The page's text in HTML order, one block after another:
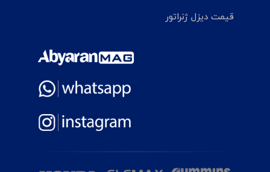
قیمت دیزل ژنراتور